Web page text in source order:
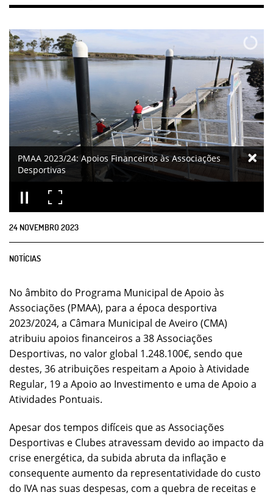
PMAA 2023/24: Apoios Financeiros às Associações
Desportivas
24 NOVEMBRO2023
NOTÍCIAS
No âmbito do Programa Municipal de Apoio às
Associações (PMAA), para a época desportiva
2023/2024, a Câmara Municipal de Aveiro (CMA)
atribuiu apoios financeiros a 38 Associações
Desportivas, no valor global 1.248.100€, sendo que
destes, 36 atribuições respeitam a Apoio à Atividade
Regular, 19 a Apoio ao Investimento e uma de Apoio a
Atividades Pontuais.
Apesar dos tempos difíceis que as Associações
Desportivas e Clubes atravessam devido ao impacto da
crise energética, da subida abruta da inflação e
consequente aumento da representatividade do custo
do IVA nas suas despesas, com a quebra de receitas e